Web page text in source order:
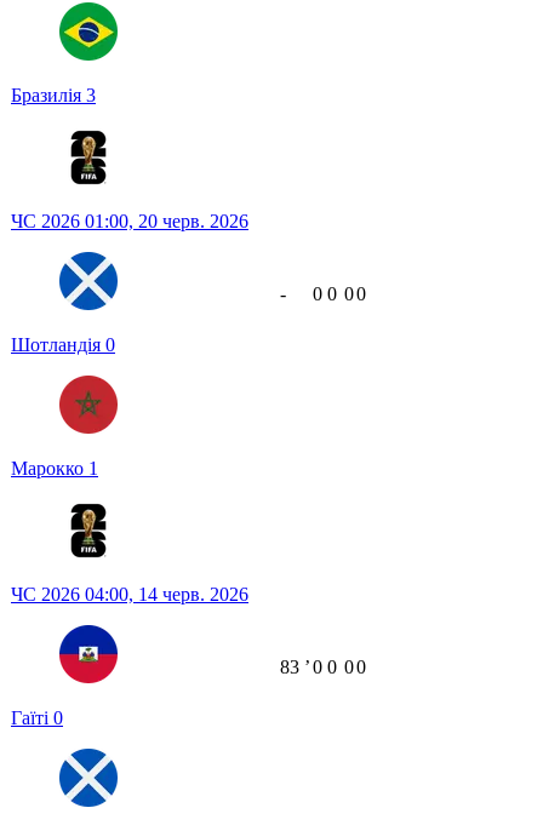
Бразилія 3
ЧС 2026 01:00, 20 черв. 2026
Шотландія 0
Марокко 1
- 0 0 00
ЧС 2026 04:00, 14 черв. 2026
Гаїті 0
83 ʼ0 0 00